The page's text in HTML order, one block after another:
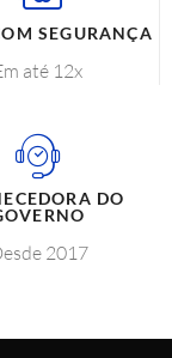
SEGURANÇA
até 12x
DO
2017